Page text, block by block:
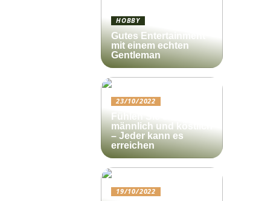
HOBBY
Gutes Entertainment
mit einem echten
Gentleman
23/10/2022
Fühlen Sie sich
männlich und köstlich
– Jeder kann es
erreichen
19/10/2022